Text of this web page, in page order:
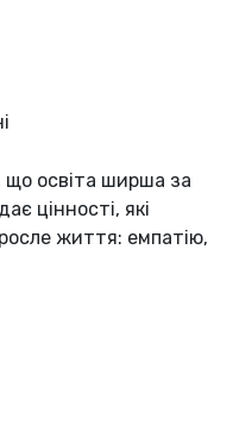
що освіта ширша за
цінності, які
життя: емпатію,